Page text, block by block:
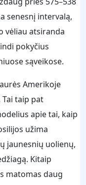
senesnį intervalą,
vėliau atsiranda
pokyčius
sąveikose.
Amerikoje
taip pat
apie tai, kaip
užima
jaunesnių uolienų,
Kitaip
matomas daug